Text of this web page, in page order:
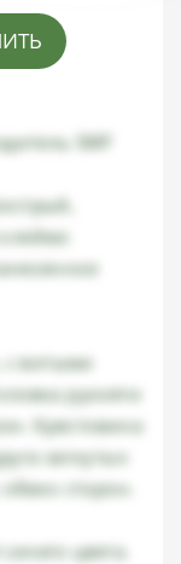
SMF
с витыми
рукояти
Крестовина
загнутых
сторон.
цвета.